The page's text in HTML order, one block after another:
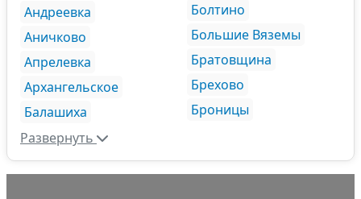
Андреевка
Аничково
Апрелевка
Архангельское
Балашиха
Болтино
Большие Вяземы
Братовщина
Брехово
Броницы
Развернуть